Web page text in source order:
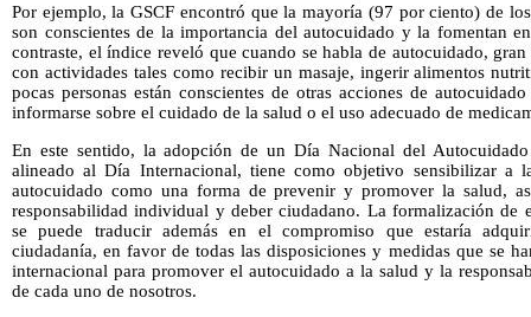
Por ejemplo, la GSCF encontró que la mayoría (97 por ciento) de
son conscientes de la importancia del autocuidado y la fomentan
contraste, el índice reveló que cuando se habla de autocuidado,
con actividades tales como recibir un masaje, ingerir alimentos
pocas personas están conscientes de otras acciones de
informarse sobre el cuidado de la salud o el uso adecuado de
En este sentido, la adopción de un Día Nacional del
alineado al Día Internacional, tiene como objetivo sensibilizar a
autocuidado como una forma de prevenir y promover la salud,
responsabilidad individual y deber ciudadano. La formalización de
se puede traducir además en el compromiso que estaría
ciudadanía, en favor de todas las disposiciones y medidas que se
internacional para promover el autocuidado a la salud y la
de cada uno de nosotros.